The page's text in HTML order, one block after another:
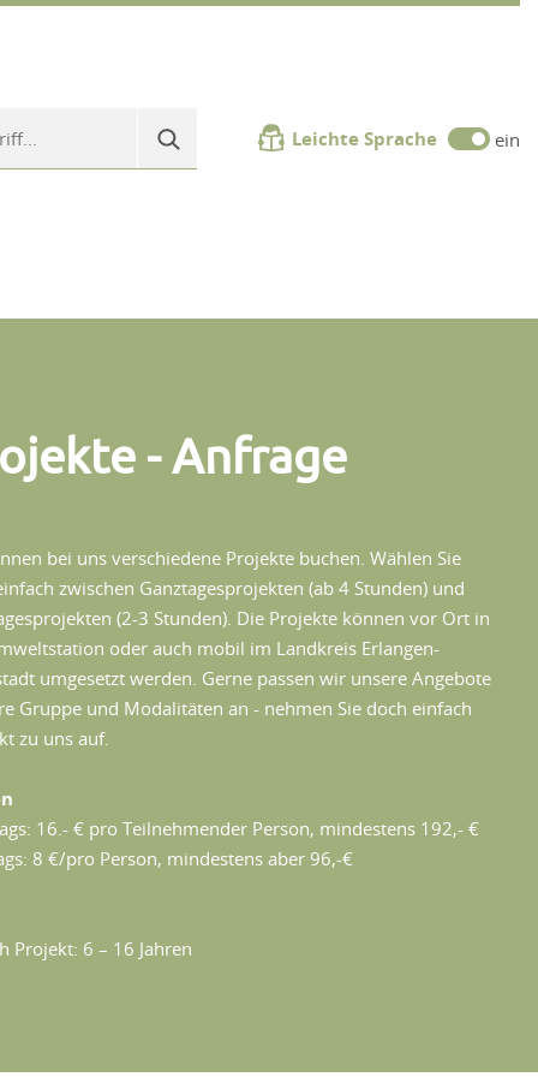
Leichte Sprache ein
- Anfrage
bei uns verschiedene Projekte buchen. Wählen Sie
zwischen Ganztagesprojekten (ab 4 Stunden) und
(2-3 Stunden). Die Projekte können vor Ort in
oder auch mobil im Landkreis Erlangen-
umgesetzt werden. Gerne passen wir unsere Angebote
Gruppe und Modalitäten an - nehmen Sie doch einfach
zu uns auf.
16.- € pro Teilnehmender Person, mindestens 192,- €
8 €/pro Person, mindestens aber 96,-€
Projekt: 6 – 16 Jahren